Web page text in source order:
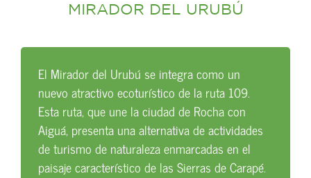
MIRADOR DEL URUBÚ
El Mirador del Urubú se integra como un
nuevo atractivo ecoturístico de la ruta 109.
Esta ruta, que une la ciudad de Rocha con
Aiguá, presenta una alternativa de actividades
de turismo de naturaleza enmarcadas en el
paisaje característico de las Sierras de Carapé.